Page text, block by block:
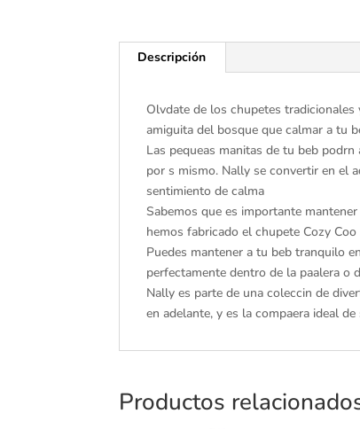
Descripción
Olvdate de los chupetes
amiguita del bosque que calmar a tu
Las pequeas manitas de tu beb
por s mismo. Nally se convertir en el
sentimiento de calma
Sabemos que es importante
hemos fabricado el chupete Cozy
Puedes mantener a tu beb tranquilo
perfectamente dentro de la paalera o
Nally es parte de una coleccin de
en adelante, y es la compaera ideal
Productos